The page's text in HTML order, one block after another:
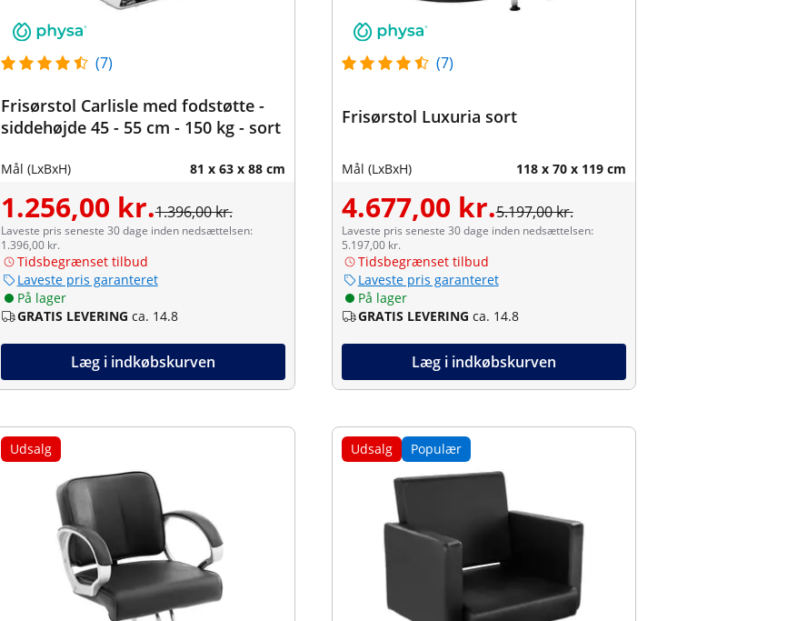
(7)
Frisørstol Carlisle med fodstøtte -
siddehøjde 45 - 55 cm - 150 kg - sort
Mål (LxBxH) 81 x 63 x 88 cm
1.256,00 kr.1.396,00 kr.
Laveste pris seneste 30 dage inden nedsættelsen:
1.396,00 kr.
Tidsbegrænset tilbud
Laveste pris garanteret
På lager
GRATIS LEVERING ca. 14.8
Læg i indkøbskurven
(7)
Frisørstol Luxuria sort
Mål (LxBxH) 118 x 70 x 119 cm
4.677,00 kr.5.197,00 kr.
Laveste pris seneste 30 dage inden nedsættelsen:
5.197,00 kr.
Tidsbegrænset tilbud
Laveste pris garanteret
På lager
GRATIS LEVERING ca. 14.8
Læg i indkøbskurven
Udsalg Udsalg Populær